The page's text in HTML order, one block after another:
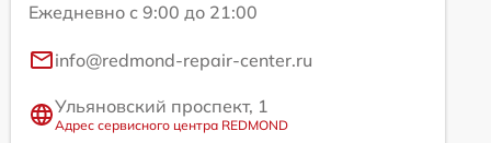
Ежедневно с 9:00 до 21:00
info@redmond-repair-center.ru
Ульяновский проспект, 1
Адрес сервисного центра REDMOND